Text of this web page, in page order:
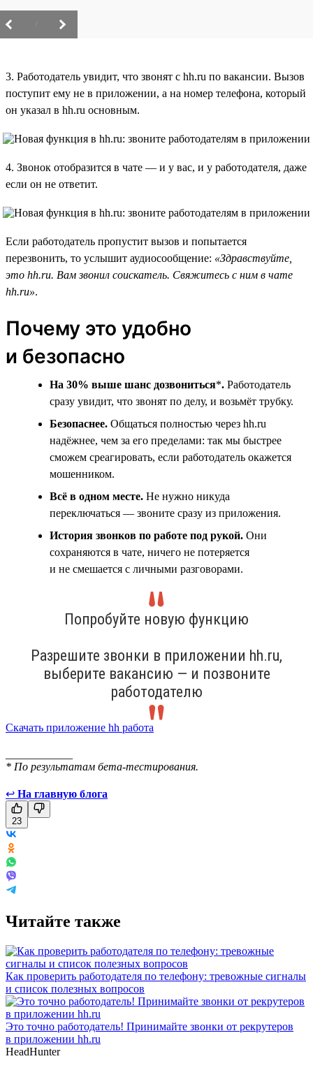
3. Работодатель увидит, что звонят с hh.ru по вакансии. Вызов
поступит ему не в приложении, а на номер телефона, который
он указал в hh.ru основным.
4. Звонок отобразится в чате — и у вас, и у работодателя, даже
если он не ответит.
Если работодатель пропустит вызов и попытается
перезвонить, то услышит аудиосообщение: «Здравствуйте,
это hh.ru. Вам звонил соискатель. Свяжитесь с ним в чате
hh.ru».
Почему это удобно
и безопасно
На 30% выше шанс дозвониться*. Работодатель
сразу увидит, что звонят по делу, и возьмёт трубку.
Безопаснее. Общаться полностью через hh.ru
надёжнее, чем за его пределами: так мы быстрее
сможем среагировать, если работодатель окажется
мошенником.
Всё в одном месте. Не нужно никуда
переключаться — звоните сразу из приложения.
История звонков по работе под рукой. Они
сохраняются в чате, ничего не потеряется
и не смешается с личными разговорами.
Попробуйте новую функцию
Разрешите звонки в приложении hh.ru,
выберите вакансию — и позвоните
работодателю
Скачать приложение hh работа
* По результатам бета-тестирования.
↩ На главную блога
23
Читайте также
Как проверить работодателя по телефону: тревожные сигналы
и список полезных вопросов
Это точно работодатель! Принимайте звонки от рекрутеров
в приложении hh.ru
HeadHunter